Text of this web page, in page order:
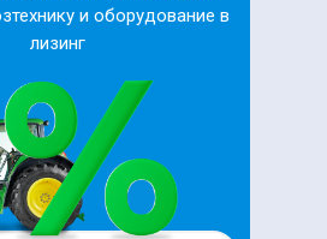
и оборудование в
лизинг